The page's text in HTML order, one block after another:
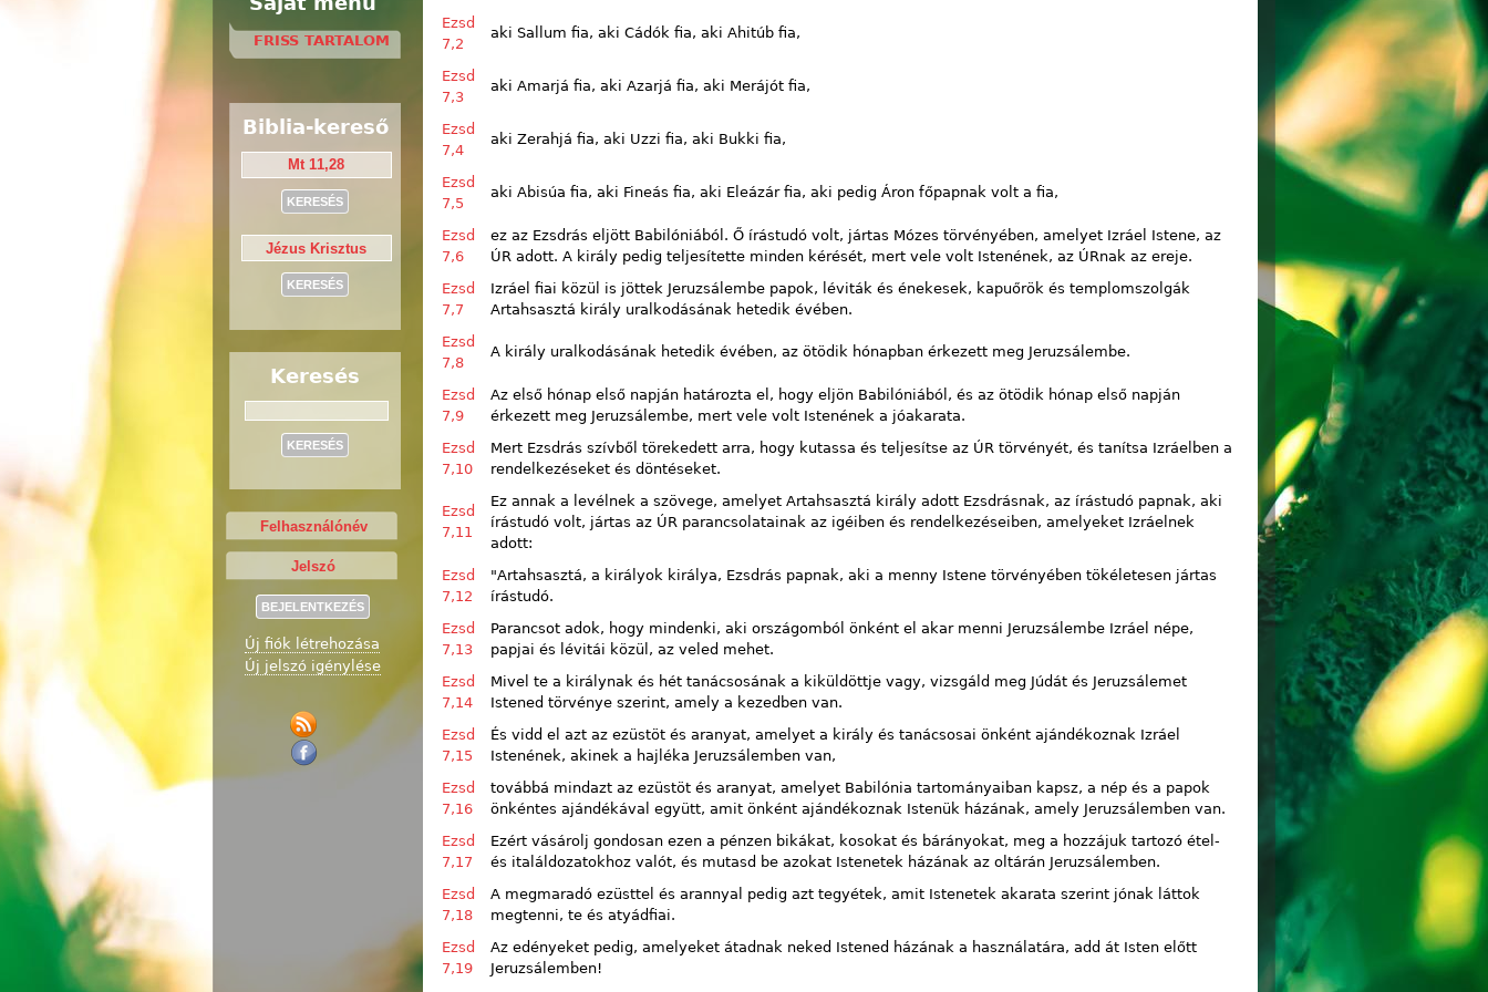
Ezsd
7,2
aki Sallum fia, aki Cádók fia, aki Ahitúb fia,
Ezsd
7,3
aki Amarjá fia, aki Azarjá fia, aki Merájót fia,
Ezsd
7,4
aki Zerahjá fia, aki Uzzi fia, aki Bukki fia,
Ezsd
7,5
aki Abisúa fia, aki Fineás fia, aki Eleázár fia, aki pedig Áron főpapnak volt a fia,
Ezsd
7,6
ez az Ezsdrás eljött Babilóniából. Ő írástudó volt, jártas Mózes törvényében, amelyet Izráel Istene, az
ÚR adott. A király pedig teljesítette minden kérését, mert vele volt Istenének, az ÚRnak az ereje.
Ezsd
7,7
Izráel fiai közül is jöttek Jeruzsálembe papok, léviták és énekesek, kapuőrök és templomszolgák
Artahsasztá király uralkodásának hetedik évében.
Ezsd
7,8
A király uralkodásának hetedik évében, az ötödik hónapban érkezett meg Jeruzsálembe.
Ezsd
7,9
Az első hónap első napján határozta el, hogy eljön Babilóniából, és az ötödik hónap első napján
érkezett meg Jeruzsálembe, mert vele volt Istenének a jóakarata.
Ezsd
7,10
Mert Ezsdrás szívből törekedett arra, hogy kutassa és teljesítse az ÚR törvényét, és tanítsa Izráelben a
rendelkezéseket és döntéseket.
Ezsd
7,11
Ez annak a levélnek a szövege, amelyet Artahsasztá király adott Ezsdrásnak, az írástudó papnak, aki
írástudó volt, jártas az ÚR parancsolatainak az igéiben és rendelkezéseiben, amelyeket Izráelnek
adott:
Ezsd
7,12
"Artahsasztá, a királyok királya, Ezsdrás papnak, aki a menny Istene törvényében tökéletesen jártas
írástudó.
Ezsd
7,13
Parancsot adok, hogy mindenki, aki országomból önként el akar menni Jeruzsálembe Izráel népe,
papjai és lévitái közül, az veled mehet.
Ezsd
7,14
Mivel te a királynak és hét tanácsosának a kiküldöttje vagy, vizsgáld meg Júdát és Jeruzsálemet
Istened törvénye szerint, amely a kezedben van.
Ezsd
7,15
És vidd el azt az ezüstöt és aranyat, amelyet a király és tanácsosai önként ajándékoznak Izráel
Istenének, akinek a hajléka Jeruzsálemben van,
Ezsd
7,16
továbbá mindazt az ezüstöt és aranyat, amelyet Babilónia tartományaiban kapsz, a nép és a papok
önkéntes ajándékával együtt, amit önként ajándékoznak Istenük házának, amely Jeruzsálemben van.
Ezsd
7,17
Ezért vásárolj gondosan ezen a pénzen bikákat, kosokat és bárányokat, meg a hozzájuk tartozó étel-
és italáldozatokhoz valót, és mutasd be azokat Istenetek házának az oltárán Jeruzsálemben.
Ezsd
7,18
A megmaradó ezüsttel és arannyal pedig azt tegyétek, amit Istenetek akarata szerint jónak láttok
megtenni, te és atyádfiai.
Ezsd
7,19
Az edényeket pedig, amelyeket átadnak neked Istened házának a használatára, add át Isten előtt
Jeruzsálemben!
FRISS TARTALOM
Biblia-kereső
Keresés
Új fiók létrehozása
Új jelszó igénylése